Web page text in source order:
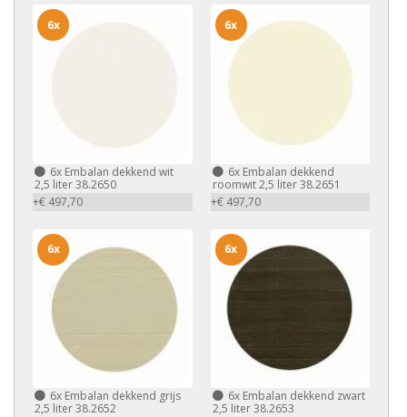
6x Embalan dekkend wit
2,5 liter 38.2650
+€ 497,70
6x
6xEmbalan dekkend
roomwit 2,5 liter 38.2651
+€ 497,70
6x
6x Embalan dekkend grijs
2,5 liter 38.2652
6x
6xEmbalan dekkend zwart
2,5 liter 38.2653
6x